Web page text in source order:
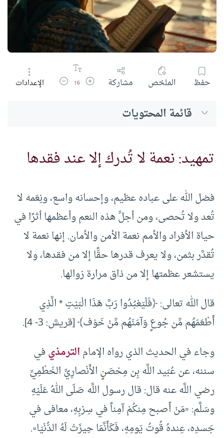
حفظ الملخص مشاركة زيادة حجم الخط
16 تقليل حجم الخط
الإعدادات
قائمة المحتويات
تمهيد: نعمة لا تُدرك إلا عند فقدها
فضل الله على عباده عظيم، وإحسانه واسع، ونِعَمه لا
تُعد ولا تُحصى، ومن أجلِّ هذه النعم وأعظمها أثرًا في
حياة الأفراد والأمم نعمة الأمن والأمان. إنها نعمة لا
تُقدَّر بثمن، ولا يعرف قدرها حقًّا إلا من فقدها، ولا
يستشعر عظمتها إلا من ذاق مرارة زوالها.
قال الله تعالى: ﴿فَلْيَعْبُدُوا رَبَّ هَذَا الْبَيْتِ * الَّذِي
أَطْعَمَهُم مِّن جُوعٍ وَآمَنَهُم مِّنْ خَوْف﴾ [قريش: 3- 4].
وجاء في الحديث الذي رواه الإمامالترمذيفي
سننه، عن عُبَيد اللَّه بِن مِحْصَنٍ الأَنْصارِيِّ الخَطْمِيِّ
رضي اللَّه عنه قال: قال رسول اللَّه صَلّى اللهُ عَلَيْهِ
وسَلَّم: «مَنْ أَصبح مِنكُمْ آمِناً في سِرْبِهِ، معافى في
جَسدِه، عِندهُ قُوتُ يَومِهِ، فَكَأَنَّمَا حِيزَتْ لَهُ الدُّنْيَا».